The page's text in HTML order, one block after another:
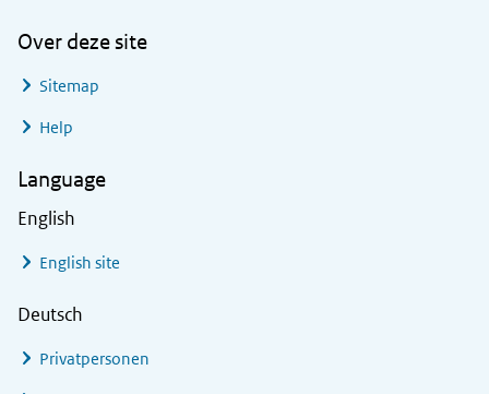
Over deze site
Sitemap
Help
Language
English
English site
Deutsch
Privatpersonen